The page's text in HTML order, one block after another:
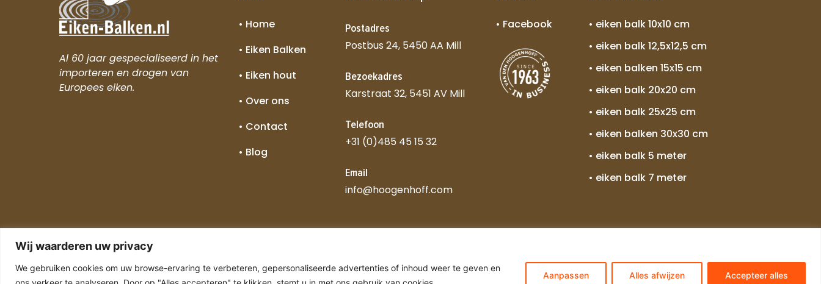
Wij waarderen uw privacy
We gebruiken cookies om uw browse-ervaring te verbeteren, gepersonaliseerde advertenties of inhoud weer te geven en
Aanpassen Alles afwijzen Accepteer alles
Al 60 jaar gespecialiseerd in het
importeren en drogen van
Europees eiken.
• Home
• Eiken Balken
• Eiken hout
• Over ons
• Contact
• Blog
Postadres
Postbus 24, 5450 AA Mill
Bezoekadres
Karstraat 32, 5451 AV Mill
Telefoon
+31 (0)485 45 15 32
Email
info@hoogenhoff.com
• Facebook
• eiken balk 10x10 cm
• eiken balk 12,5x12,5 cm
• eiken balken 15x15 cm
• eiken balk 20x20 cm
• eiken balk 25x25 cm
• eiken balken 30x30 cm
• eiken balk 5 meter
• eiken balk 7 meter
Copyright © 2024 Alle rechten voorbehoudenSitemap Algemene voorwaarden